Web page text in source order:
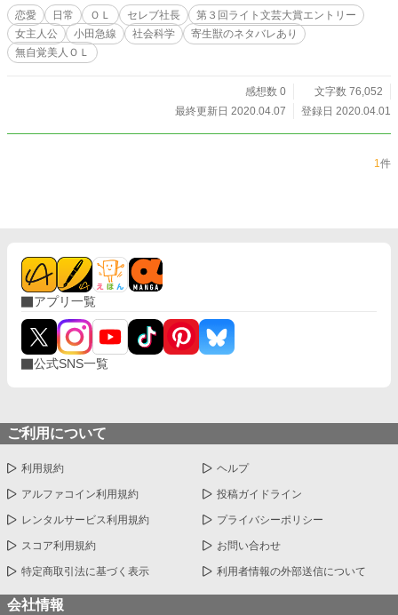
い。不意にこみあげる涙をこらえつつ、どうにかして立ち上がろうとすれば、
「大丈夫？」 腹の底に響く男の甘ったるい低音ヴォイス。差し伸べられる白
い手のひら。見ればそこには―― 超絶的美形男子。別名・色魔獣（エロティ
カルモンスター）が居た。 ※続きは、 https://novel18.syosetu.com/n6088dm/
恋愛 日常 ＯＬ セレブ社長
第３回ライト文芸大賞エントリー
女主人公
小田急線 社会科学
寄生獣のネタバレあり
無自覚美人ＯＬ
感想数 0
文字数 76,052
最終更新日 2020.04.07
登録日 2020.04.01
1件
アプリ一覧
公式SNS一覧
ご利用について
利用規約 ヘルプ
アルファコイン利用規約 投稿ガイドライン
レンタルサービス利用規約 プライバシーポリシー
スコア利用規約 お問い合わせ
特定商取引法に基づく表示 利用者情報の外部送信について
会社情報